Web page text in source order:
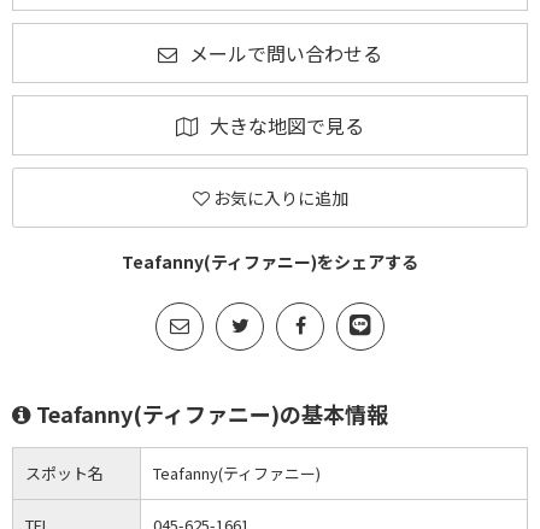
メールで問い合わせる
大きな地図で見る
お気に入りに追加
Teafanny(ティファニー)をシェアする
Teafanny(ティファニー)の基本情報
スポット名 Teafanny(ティファニー)